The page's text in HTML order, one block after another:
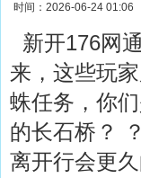
时间：2026-06-24 01:06
新开176网
来，这些玩
蛛任务，你
的长石桥？
离开行会更